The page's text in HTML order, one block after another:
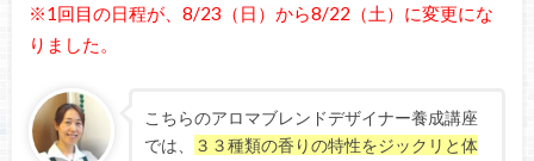
※1回目の日程が、8/23（日）から8/22（土）に変更にな
りました。
こちらのアロマブレンドデザイナー養成講座
では、
３３種類の香りの特性をジックリと体